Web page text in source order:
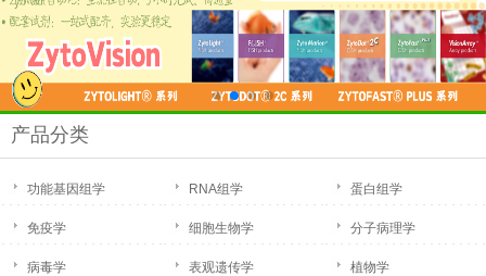
产品分类
功能基因组学 RNA组学 蛋白组学
免疫学 细胞生物学 分子病理学
病毒学 表观遗传学 植物学